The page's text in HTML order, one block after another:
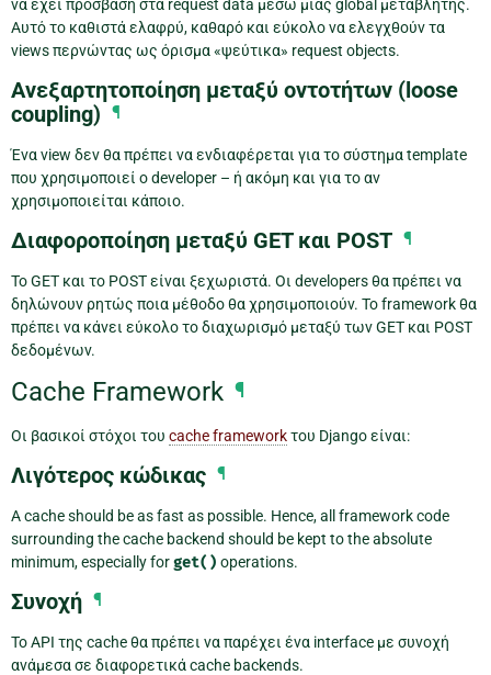
να έχει πρόσβαση στα request data μέσω μιας global μεταβλητής.
Αυτό το καθιστά ελαφρύ, καθαρό και εύκολο να ελεγχθούν τα
views περνώντας ως όρισμα «ψεύτικα» request objects.
Ανεξαρτητοποίηση μεταξύ οντοτήτων (loose
coupling) ¶
Ένα view δεν θα πρέπει να ενδιαφέρεται για το σύστημα template
που χρησιμοποιεί ο developer – ή ακόμη και για το αν
χρησιμοποιείται κάποιο.
Διαφοροποίηση μεταξύ GET και POST ¶
Το GET και το POST είναι ξεχωριστά. Οι developers θα πρέπει να
δηλώνουν ρητώς ποια μέθοδο θα χρησιμοποιούν. Το framework θα
πρέπει να κάνει εύκολο το διαχωρισμό μεταξύ των GET και POST
δεδομένων.
Cache Framework ¶
Οι βασικοί στόχοι του cache frameworkτου Django είναι:
Λιγότερος κώδικας ¶
A cache should be as fast as possible. Hence, all framework code
surrounding the cache backend should be kept to the absolute
minimum, especially forget() operations.
Συνοχή ¶
Το API της cache θα πρέπει να παρέχει ένα interface με συνοχή
ανάμεσα σε διαφορετικά cache backends.